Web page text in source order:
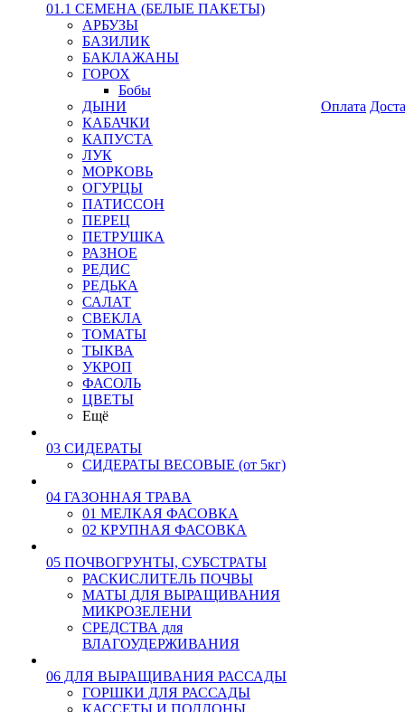
01.1 СЕМЕНА (БЕЛЫЕ ПАКЕТЫ)
АРБУЗЫ
БАЗИЛИК
БАКЛАЖАНЫ
ГОРОХ
Бобы
ДЫНИ
КАБАЧКИ
КАПУСТА
ЛУК
МОРКОВЬ
ОГУРЦЫ
ПАТИССОН
ПЕРЕЦ
ПЕТРУШКА
РАЗНОЕ
РЕДИС
РЕДЬКА
САЛАТ
СВЕКЛА
ТОМАТЫ
ТЫКВА
УКРОП
ФАСОЛЬ
ЦВЕТЫ
Ещё
03 СИДЕРАТЫ
СИДЕРАТЫ ВЕСОВЫЕ (от 5кг)
04 ГАЗОННАЯ ТРАВА
01 МЕЛКАЯ ФАСОВКА
02 КРУПНАЯ ФАСОВКА
05 ПОЧВОГРУНТЫ, СУБСТРАТЫ
РАСКИСЛИТЕЛЬ ПОЧВЫ
МАТЫ ДЛЯ ВЫРАЩИВАНИЯ
МИКРОЗЕЛЕНИ
СРЕДСТВА для
ВЛАГОУДЕРЖИВАНИЯ
06 ДЛЯ ВЫРАЩИВАНИЯ РАССАДЫ
ГОРШКИ ДЛЯ РАССАДЫ
КАССЕТЫ И ПОДДОНЫ
Оплата